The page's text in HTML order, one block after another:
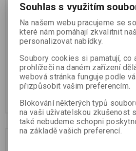
FOMASPEED Variant 312
24x30,5 CM/ 10 KS
Katalogové číslo:29433
podložce s proměnnou gradací
388,17 Kč(16,33 EUR)
320,80 Kč(13,50 EUR) (Vaše cena
bez DPH:)
Přidat do košíku
357,66
bez
Souhlas s využitím
Na našem webu pracujeme se
které nám pomáhají zkvalitnit
personalizovat nabídky.
Soubory cookies si pamatují, co
prohlížeči na daném zařízení
webová stránka funguje podle
přizpůsobit vašim preferencím.
Blokování některých typů
na vaši uživatelskou zkušenost
také nebudeme schopni
na základě vašich preferencí.